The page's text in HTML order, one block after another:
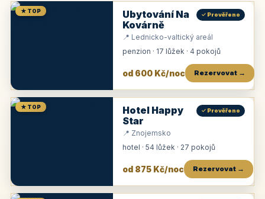
★ TOP
Ubytování Na
Kovárně
✓ Prověřeno
📍 Lednicko-valtický areál
penzion · 17 lůžek · 4 pokojů
od 600 Kč/noc Rezervovat →
★ TOP
Hotel Happy
Star
✓ Prověřeno
📍 Znojemsko
hotel · 54 lůžek · 27 pokojů
od 875 Kč/noc Rezervovat →